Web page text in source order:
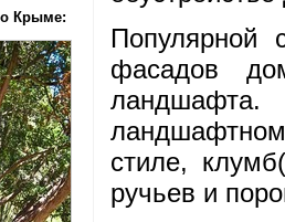
Крыме:
Популярной
фасадов
ландшафтном
стиле,
ручьев и